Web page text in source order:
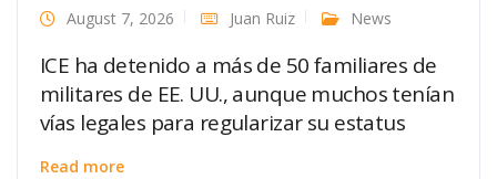
August 7, 2026 Juan Ruiz News
ICE ha detenido a más de 50 familiares de
militares de EE. UU., aunque muchos tenían
vías legales para regularizar su estatus
Read more